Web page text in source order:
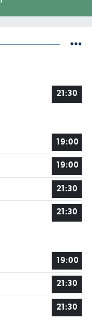
21:30
19:00
19:00
21:30
21:30
19:00
21:30
21:30